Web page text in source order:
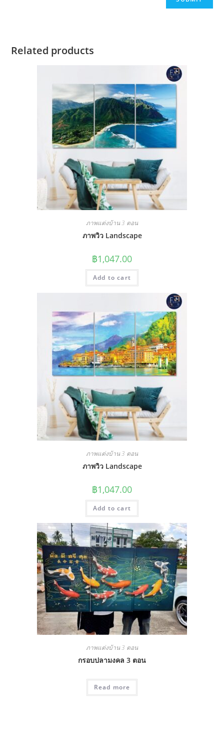
Related products
ภาพแต่งบ้าน 3 ตอน
ภาพวิว Landscape
฿1,047.00
Add to cart
ภาพแต่งบ้าน 3 ตอน
ภาพวิว Landscape
฿1,047.00
Add to cart
ภาพแต่งบ้าน 3 ตอน
กรอบปลามงคล 3 ตอน
Read more